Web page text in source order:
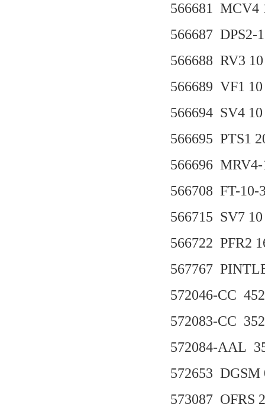
566681 MCV4
566687 DPS2-
566688 RV3 10
566689 VF1 10
566694 SV4
566695 PTS1
566696
566708 FT-10-
566715 SV7
566722 PFR2
567767
572046-CC
572083-CC
572084-AAL
572653 DGSM
573087 OFRS